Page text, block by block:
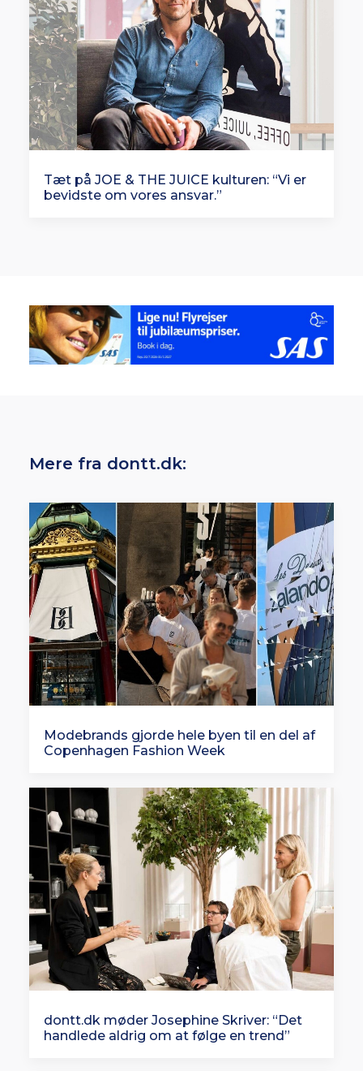
Tæt på JOE & THE JUICE kulturen: “Vi er
bevidste om vores ansvar.”
Mere fra dontt.dk:
Modebrands gjorde hele byen til en del af
Copenhagen Fashion Week
dontt.dk møder Josephine Skriver: “Det
handlede aldrig om at følge en trend”